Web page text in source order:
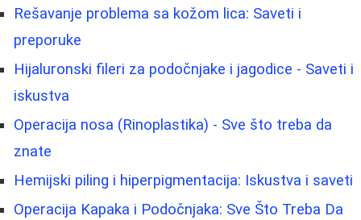
Rešavanje problema sa kožom lica: Saveti i
preporuke
Hijaluronski fileri za podočnjake i jagodice - Saveti i
iskustva
Operacija nosa (Rinoplastika) - Sve što treba da
znate
Hemijski piling i hiperpigmentacija: Iskustva i saveti
Operacija Kapaka i Podočnjaka: Sve Što Treba Da